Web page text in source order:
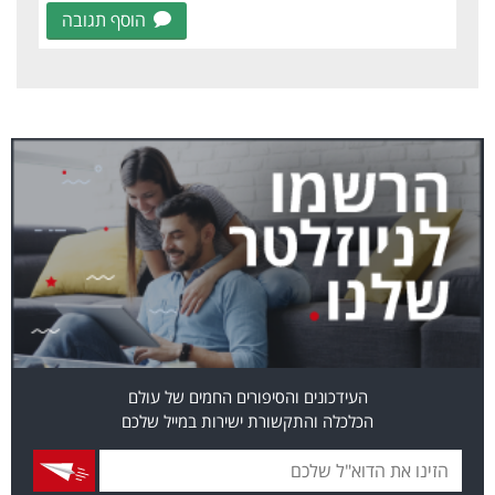
הוסף תגובה
העידכונים והסיפורים החמים של עולם
הכלכלה והתקשורת ישירות במייל שלכם